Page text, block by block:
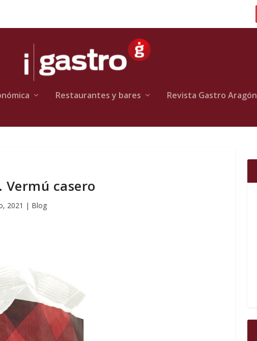
Restaurantes y bares Revista Gastro Aragón
Vermú casero
2021 | Blog